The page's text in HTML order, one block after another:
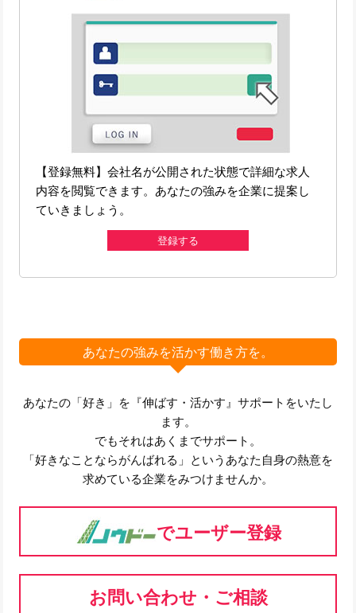
【登録無料】会社名が公開された状態で詳細な求人
内容を閲覧できます。あなたの強みを企業に提案し
ていきましょう。
登録する
あなたの強みを活かす働き方を。
あなたの「好き」を『伸ばす・活かす』サポートをいたし
ます。
でもそれはあくまでサポート。
「好きなことならがんばれる」というあなた自身の熱意を
求めている企業をみつけませんか。
でユーザー登録
お問い合わせ・ご相談